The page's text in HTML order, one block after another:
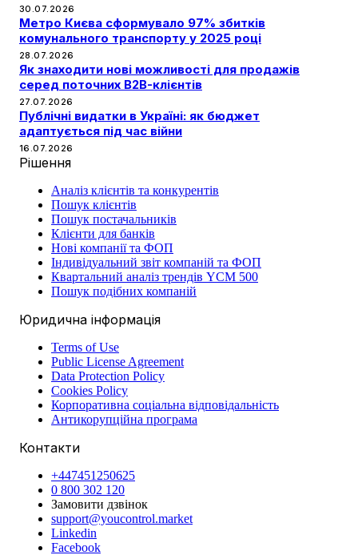
30.07.2026
Метро Києва сформувало 97% збитків
комунального транспорту у 2025 році
28.07.2026
Як знаходити нові можливості для продажів
серед поточних B2B-клієнтів
27.07.2026
Публічні видатки в Україні: як бюджет
адаптується під час війни
16.07.2026
Рішення
Аналіз клієнтів та конкурентів
Пошук клієнтів
Пошук постачальників
Клієнти для банків
Нові компанії та ФОП
Індивідуальний звіт компаній та ФОП
Квартальний аналіз трендів YCM 500
Пошук подібних компаній
Юридична інформація
Terms of Use
Public License Agreement
Data Protection Policy
Cookies Policy
Корпоративна соціальна відповідальність
Антикорупційна програма
Контакти
+447451250625
0 800 302 120
Замовити дзвінок
support@youcontrol.market
Linkedin
Facebook